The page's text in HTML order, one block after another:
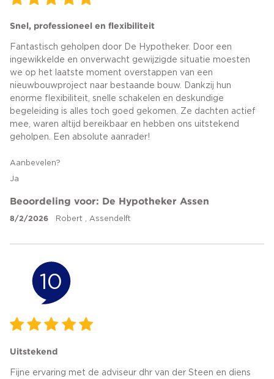
Snel, professioneel en flexibiliteit
Fantastisch geholpen door De Hypotheker. Door een
ingewikkelde en onverwacht gewijzigde situatie moesten
we op het laatste moment overstappen van een
nieuwbouwproject naar bestaande bouw. Dankzij hun
enorme flexibiliteit, snelle schakelen en deskundige
begeleiding is alles toch goed gekomen. Ze dachten actief
mee, waren altijd bereikbaar en hebben ons uitstekend
geholpen. Een absolute aanrader!
Aanbevelen?
Ja
Beoordeling voor: De Hypotheker Assen
8/2/2026 Robert , Assendelft
10
Uitstekend
Fijne ervaring met de adviseur dhr van der Steen en diens